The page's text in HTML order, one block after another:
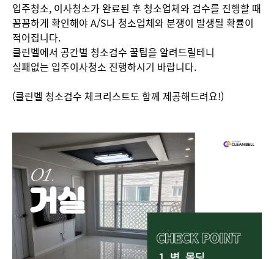
입주청소, 이사청소가 완료된 후 청소업체와 검수를 진행할 때
꼼꼼하게 확인해야 A/S나 청소업체와 분쟁이 발생될 확률이
적어집니다.
클린벨에서 공간별 청소검수 꿀팁을 알려드릴테니
실패없는 입주이사청소 진행하시기 바랍니다.
(클린벨 청소검수 체크리스트도 함께 제공해드려요!)